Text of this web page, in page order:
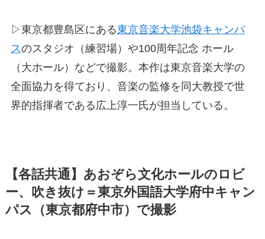
▷東京都豊島区にある東京音楽大学池袋キャンパ
スのスタジオ（練習場）や100周年記念 ホール
（大ホール）などで撮影。本作は東京音楽大学の
全面協力を得ており、音楽の監修を同大教授で世
界的指揮者である広上淳一氏が担当している。
【各話共通】あおぞら文化ホールのロビ
ー、吹き抜け＝東京外国語大学府中キャン
パス（東京都府中市）で撮影